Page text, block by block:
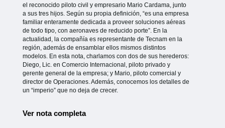
el reconocido piloto civil y empresario Mario Cardama, junto
a sus tres hijos. Según su propia definición, “es una empresa
familiar enteramente dedicada a proveer soluciones aéreas
de todo tipo, con aeronaves de reducido porte”. En la
actualidad, la compañía es representante de Tecnam en la
región, además de ensamblar ellos mismos distintos
modelos. En esta nota, charlamos con dos de sus herederos:
Diego, Lic. en Comercio Internacional, piloto privado y
gerente general de la empresa; y Mario, piloto comercial y
director de Operaciones. Además, conocemos los detalles de
un “imperio” que no deja de crecer.
Ver nota completa